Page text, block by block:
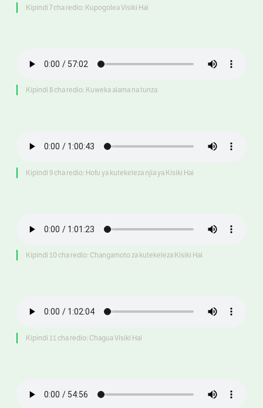
Kipindi 7 cha redio: Kupogolea Visiki Hai
Kipindi 8 cha redio: Kuweka alama na tunza
Kipindi 9 cha redio: Hofu ya kutekeleza njia ya Kisiki Hai
Kipindi 10 cha redio: Changamoto za kutekeleza Kisiki Hai
Kipindi 11 cha redio: Chagua Visiki Hai